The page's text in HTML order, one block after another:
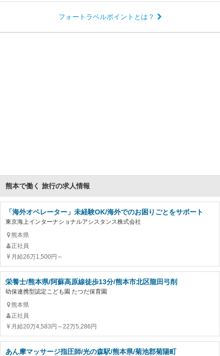
フォートラベルポイントとは？
熊本で働く 旅行の求人情報
「海外オペレーター」未経験OK/海外でのお困りごとをサポート
東京海上インターナショナルアシスタンス株式会社
熊本県
正社員
月給26万1,500円～
栄養士/熊本県/阿蘇高原線徒歩13分/熊本市北区龍田弓削
幼保連携型認定こども園 たつだ保育園
熊本県
正社員
月給20万4,583円～22万5,286円
あん摩マッサージ指圧師/光の森駅/熊本県/菊池郡菊陽町